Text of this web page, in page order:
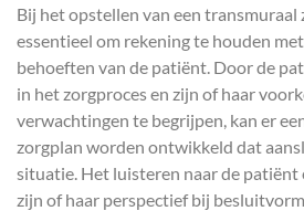
Bij het opstellen van een transmuraal
essentieel om rekening te houden
behoeften van de patiënt. Door de
in het zorgproces en zijn of haar
verwachtingen te begrijpen, kan er
zorgplan worden ontwikkeld dat
situatie. Het luisteren naar de patiënt
zijn of haar perspectief bij